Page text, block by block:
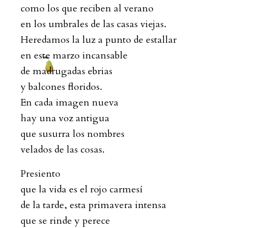
como los que reciben al verano
en los umbrales de las casas viejas.
Heredamos la luz a punto de estallar
en este marzo incansable
de madrugadas ebrias
y balcones floridos.
En cada imagen nueva
hay una voz antigua
que susurra los nombres
velados de las cosas.
Presiento
que la vida es el rojo carmesí
de la tarde, esta primavera intensa
que se rinde y perece